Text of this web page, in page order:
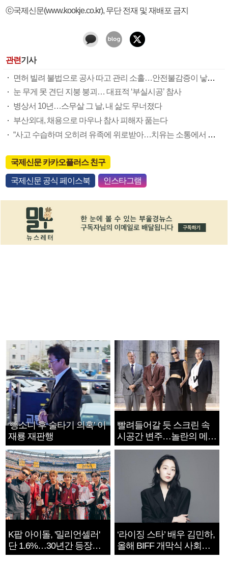
ⓒ국제신문(www.kookje.co.kr), 무단 전재 및 재배포 금지
관련기사
면허 빌려 불법으로 공사 따고 관리 소홀…안전불감증이 낳은 인재
눈 무게 못 견딘 지붕 붕괴… 대표적 ‘부실시공’ 참사
병상서 10년…스무살 그 날, 내 삶도 무너졌다
부산외대, 채용으로 마우나 참사 피해자 품는다
“사고 수습하며 오히려 유족에 위로받아…치유는 소통에서 시작”
국제신문 카카오플러스 친구
국제신문 공식 페이스북 인스타그램
‘뺑소니 후 술타기 의혹’ 이
재룡 재판행
빨려들어갈 듯 스크린 속
시공간 변주…놀란의 메시
지는 ‘전쟁 속죄’
K팝 아이돌, '밀리언셀러'
단 1.6%…30년간 등장
1182개팀 전수조사
‘라이징 스타’ 배우 김민하,
올해 BIFF 개막식 사회자
확정